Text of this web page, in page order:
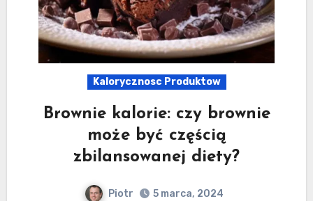
Kalorycznosc Produktow
Brownie kalorie: czy brownie
może być częścią
zbilansowanej diety?
Piotr 5 marca, 2024